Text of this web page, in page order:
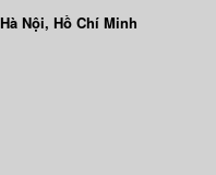
Nội, Hồ Chí Minh